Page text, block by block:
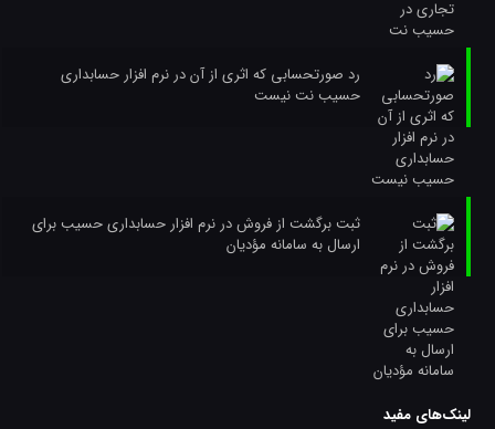
رد صورتحسابی که اثری از آن در نرم افزار حسابداری
حسیب نت نیست
ثبت برگشت از فروش در نرم افزار حسابداری حسیب برای
ارسال به سامانه مؤدیان
لینک‌های مفید